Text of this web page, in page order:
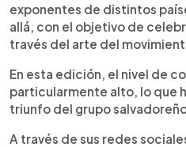
exponentes de distintos
allá, con el objetivo de
través del arte del
En esta edición, el nivel de
particularmente alto, lo que
triunfo del grupo
A través de sus redes